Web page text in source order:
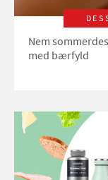
Nem
med bærfyld